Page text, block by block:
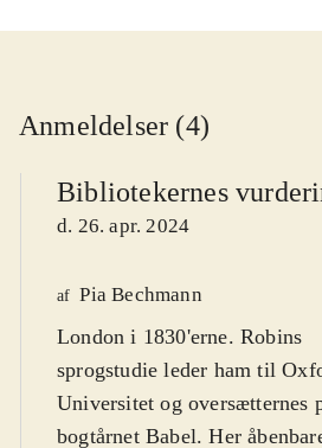
Anmeldelser (4)
Bibliotekernes
d. 26. apr. 2024
af Pia Bechmann
London i 1830'erne. Robins
sprogstudie leder ham til
Universitet og oversætternes
bogtårnet Babel. Her